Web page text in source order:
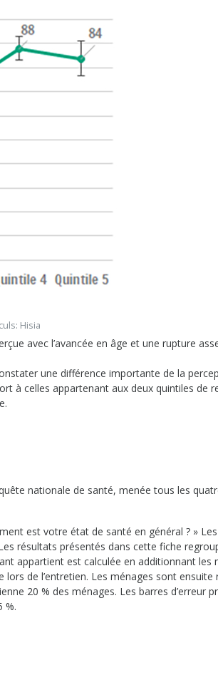
Hisia
avec l’avancée en âge et une rupture
une différence importante de la
à celles appartenant aux deux quintiles de
nationale de santé, menée tous les
est votre état de santé en général ? »
résultats présentés dans cette fiche
appartient est calculée en additionnant les
de l’entretien. Les ménages sont
20 % des ménages. Les barres d’erreur
%.